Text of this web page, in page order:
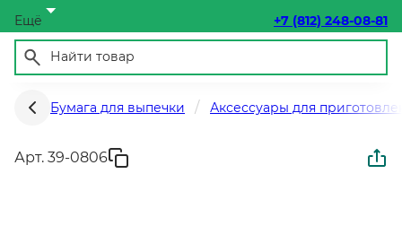
Ещё +7 (812) 248-08-81
Бумага для выпечки Аксессуары для
Арт. 39-0806